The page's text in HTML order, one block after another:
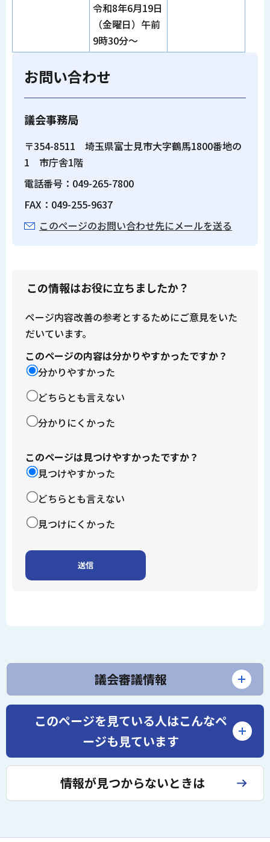
令和8年6月19日
（金曜日）午前
9時30分～
お問い合わせ
議会事務局
〒354-8511 埼玉県富士見市大字鶴馬1800番地の
1 市庁舎1階
電話番号：049-265-7800
FAX：049-255-9637
このページのお問い合わせ先にメールを送る
この情報はお役に立ちましたか？
ページ内容改善の参考とするためにご意見をいた
だいています。
このページの内容は分かりやすかったですか？
分かりやすかった
どちらとも言えない
分かりにくかった
このページは見つけやすかったですか？
見つけやすかった
どちらとも言えない
見つけにくかった
議会審議情報
このページを見ている人はこんなペ
ージも見ています
情報が見つからないときは